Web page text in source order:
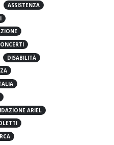
ASSISTENZA
DISABILITÀ
ARIEL